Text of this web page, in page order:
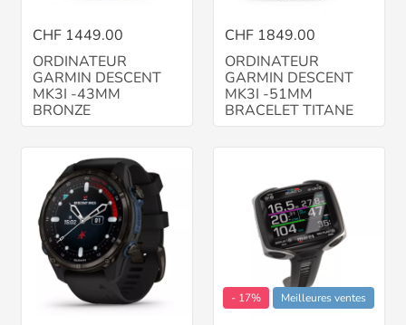
CHF 1449.00
ORDINATEUR
GARMIN DESCENT
MK3I -43MM
BRONZE
CHF 1849.00
ORDINATEUR
GARMIN DESCENT
MK3I -51MM
BRACELET TITANE
- 17% Meilleures ventes